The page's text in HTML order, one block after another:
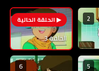
2
3
الحلقة 3
5
6